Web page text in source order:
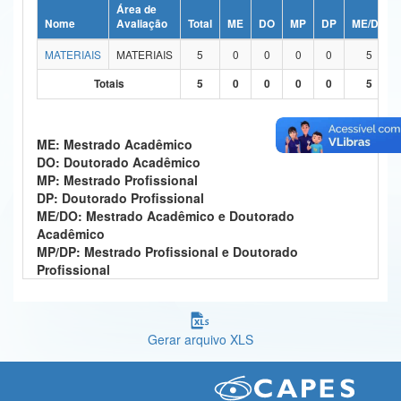
Ministério da Ciência, Tecnologia, Inovações e Comunicações
Ministério do Meio Ambiente
Controladoria-Geral da União
Ministério da Mulher, da Família e dos Direitos Humanos
Secretaria-Geral
Secretaria de Governo
Nome
Área de
Avaliação
Total ME DO MP DP
ME/DO
MATERIAIS
MATERIAIS 5 0 0 0 0
5
Totais
5 0 0 0 0 5
ME: Mestrado Acadêmico
DO: Doutorado Acadêmico
MP: Mestrado Profissional
DP: Doutorado Profissional
ME/DO: Mestrado Acadêmico e Doutorado
Acadêmico
MP/DP: Mestrado Profissional e Doutorado
Profissional
Gerar arquivo XLS